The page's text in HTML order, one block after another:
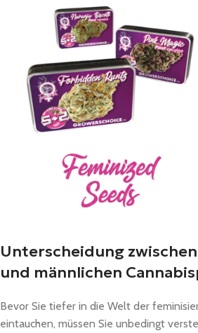
Unterscheidung
und männlichen
Bevor Sie tiefer in die Welt der
eintauchen, müssen Sie unbedingt